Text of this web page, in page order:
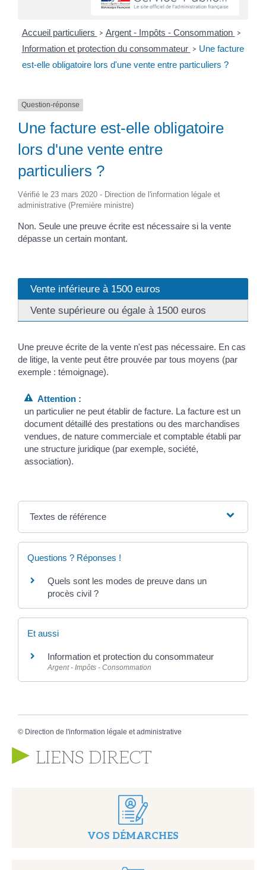
Accueil particuliers > Argent - Impôts - Consommation >
Information et protection du consommateur > Une facture
est-elle obligatoire lors d'une vente entre particuliers ?
Question-réponse
Une facture est-elle obligatoire
lors d'une vente entre
particuliers ?
Vérifié le 23 mars 2020 - Direction de l'information légale et
administrative (Première ministre)
Non. Seule une preuve écrite est nécessaire si la vente
dépasse un certain montant.
Vente inférieure à 1500 euros
Vente supérieure ou égale à 1500 euros
Une preuve écrite de la vente n'est pas nécessaire. En cas
de litige, la vente peut être prouvée par tous moyens (par
exemple : témoignage).
Attention :
un particulier ne peut établir de facture. La facture est un
document détaillé des prestations ou des marchandises
vendues, de nature commerciale et comptable établi par
une structure juridique (par exemple, société,
association).
Textes de référence
Questions ? Réponses !
Quels sont les modes de preuve dans un
procès civil ?
Et aussi
Information et protection du consommateur
Argent - Impôts - Consommation
© Direction de l'information légale et administrative
LIENS DIRECT
VOS DÉMARCHES